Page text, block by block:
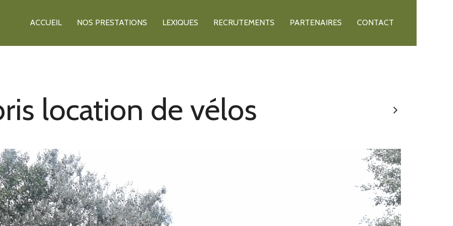
ACCUEIL NOS PRESTATIONS LEXIQUES RECRUTEMENTS PARTENAIRES CONTACT
location de vélos